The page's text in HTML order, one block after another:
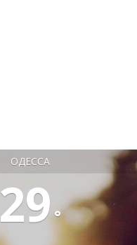
ОДЕССА
29°